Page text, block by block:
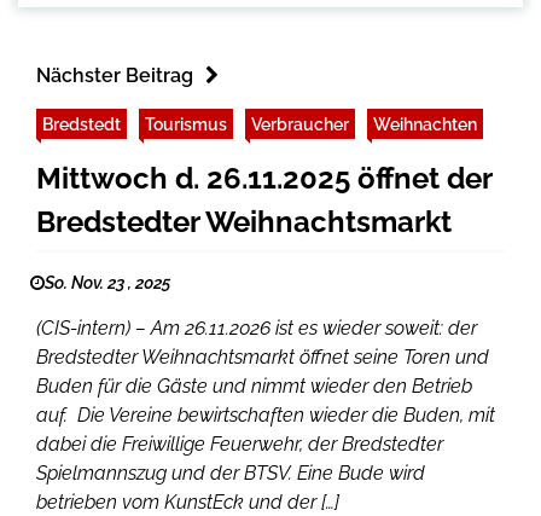
Nächster Beitrag
Bredstedt Tourismus Verbraucher Weihnachten
Mittwoch d. 26.11.2025 öffnet der
Bredstedter Weihnachtsmarkt
So. Nov. 23 , 2025
(CIS-intern) – Am 26.11.2026 ist es wieder soweit: der
Bredstedter Weihnachtsmarkt öffnet seine Toren und
Buden für die Gäste und nimmt wieder den Betrieb
auf. Die Vereine bewirtschaften wieder die Buden, mit
dabei die Freiwillige Feuerwehr, der Bredstedter
Spielmannszug und der BTSV. Eine Bude wird
betrieben vom KunstEck und der […]